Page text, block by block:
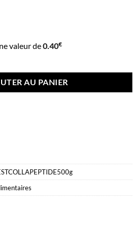
valeur de0.40€
AU PANIER